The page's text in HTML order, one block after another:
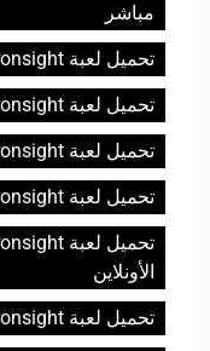
مباشر
تحميل لعبة Ironsight تورنت كاملة مجانًا
تحميل لعبة Ironsight للكمبيوتر
تحميل لعبة Ironsight للكمبيوتر الأرشيف
تحميل لعبة Ironsight للكمبيوتر من ميديا فاير
الأونلاين
تحميل لعبة Ironsight للكمبيوتر من ميديا فاير مجاناً